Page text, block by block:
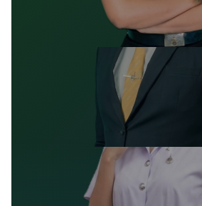
วิทยาศาสตรบัณฑิต (วท.บ.)
สาขาสัตวศาสตร์
อุตสาหกรรมศาสตรบัณฑิต (อส.บ.)
วิศวกรรมเกษตรสมัยใหม่